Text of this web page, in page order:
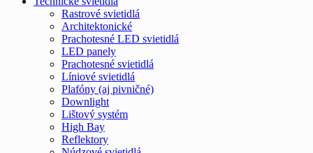
Rastrové svietidlá
Architektonické
Prachotesné LED svietidlá
LED panely
Prachotesné svietidlá
Líniové svietidlá
Plafóny (aj pivničné)
Downlight
Lištový systém
High Bay
Reflektory